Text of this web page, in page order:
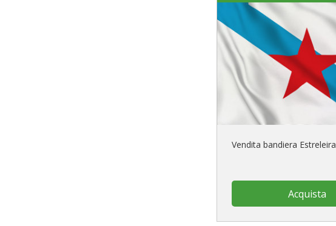
Vendita bandiera Estreleira
Acquista